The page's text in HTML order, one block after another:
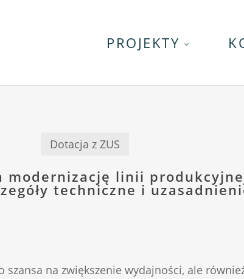
PROJEKTY
Dotacja z ZUS
modernizację linii
techniczne i
na zwiększenie wydajności, ale